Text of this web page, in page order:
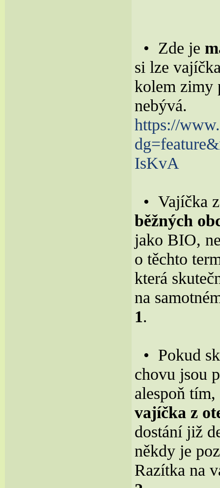
• Zde je
si lze
kolem zimy
nebývá.
https://
IsKvA
• Vajíčka
běžných
jako BIO,
o těchto
která
na
1.
• Pokud
chovu jsou
alespoň
vajíčka z
dostání již
někdy je
Razítka na